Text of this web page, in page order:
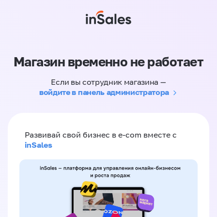
Магазин временно не работает
Если вы сотрудник магазина —
войдите в панель администратора
Развивай свой бизнес в e-com вместе с
inSales